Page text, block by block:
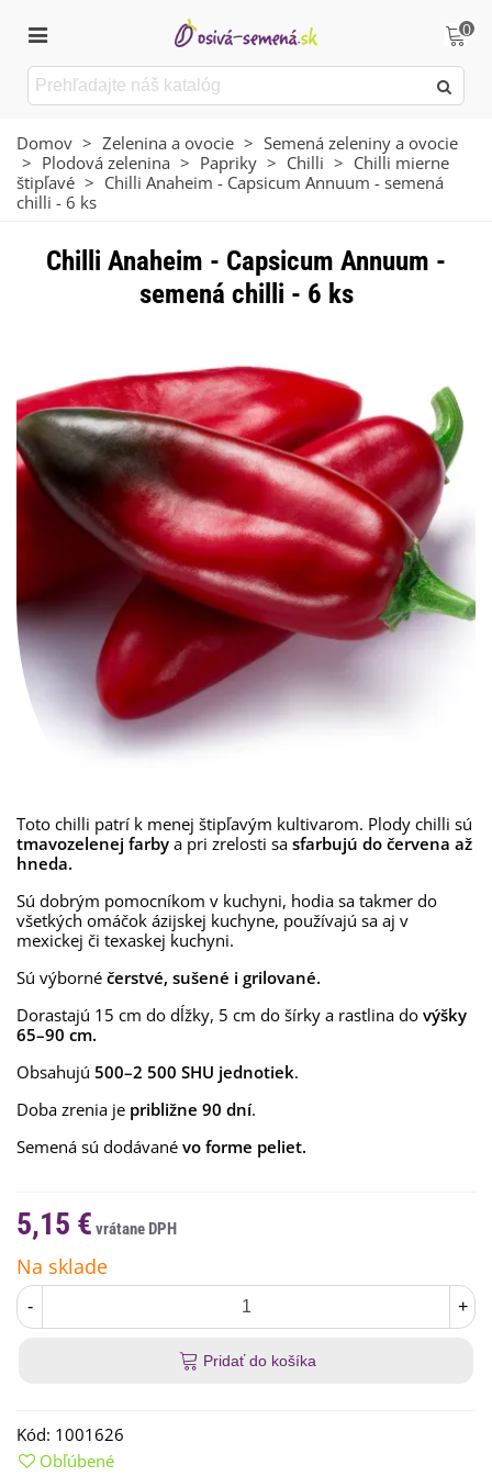
0
Domov > Zelenina a ovocie > Semená zeleniny a ovocie
> Plodová zelenina > Papriky > Chilli > Chilli mierne
štipľavé > Chilli Anaheim - Capsicum Annuum - semená
chilli - 6 ks
Chilli Anaheim - Capsicum Annuum -
semená chilli - 6 ks
Toto chilli patrí k menej štipľavým kultivarom. Plody chilli sú
tmavozelenej farby a pri zrelosti sa sfarbujú do červena až
hneda.
Sú dobrým pomocníkom v kuchyni, hodia sa takmer do
všetkých omáčok ázijskej kuchyne, používajú sa aj v
mexickej či texaskej kuchyni.
Sú výborné čerstvé, sušené i grilované.
Dorastajú 15 cm do dĺžky, 5 cm do šírky a rastlina do výšky
65–90 cm.
Obsahujú 500–2 500 SHU jednotiek.
Doba zrenia je približne 90 dní.
Semená sú dodávané vo forme peliet.
5,15 €
Na sklade
- +
Pridať do košíka
Kód: 1001626
Obľúbené